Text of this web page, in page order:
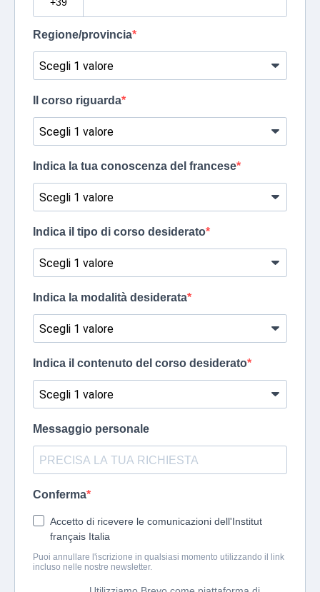
Regione/provincia
Il corso riguarda
Indica la tua conoscenza del francese
Indica il tipo di corso desiderato
Indica la modalità desiderata
Indica il contenuto del corso desiderato
Messaggio personale
Conferma
Accetto di ricevere le comunicazioni dell'Institut
français Italia
Puoi annullare l'iscrizione in qualsiasi momento utilizzando il link
incluso nelle nostre newsletter.